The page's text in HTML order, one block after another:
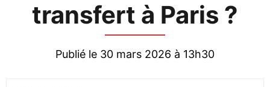
transfert à Paris ?
Publié le 30 mars 2026 à 13h30